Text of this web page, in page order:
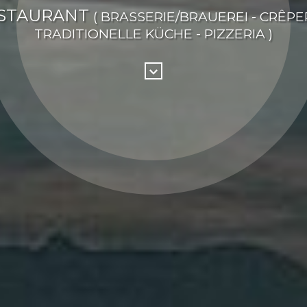
( BRASSERIE/BRAUEREI -
TRADITIONELLE KÜCHE - PIZZERIA )